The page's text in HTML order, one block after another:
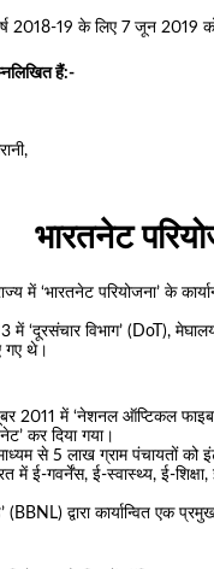
2018-19 के लिए 7 जून 2019 को
हैं:-
भारतनेट
में ‘भारतनेट परियोजना’ के
में ‘दूरसंचार विभाग’ (DoT),
गए थे।
2011 में ‘नेशनल ऑप्टिकल
कर दिया गया।
से 5 लाख ग्राम पंचायतों को
में ई-गवर्नेंस, ई-स्वास्थ्य, ई-
द्वारा कार्यान्वित एक